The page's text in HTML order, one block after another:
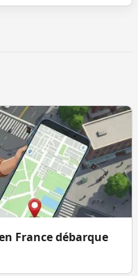
France débarque